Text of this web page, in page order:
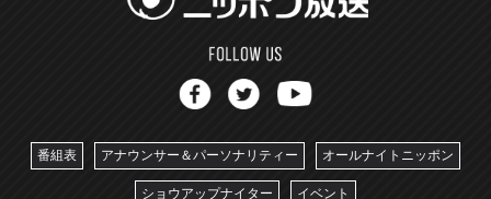
番組表 アナウンサー＆パーソナリティー オールナイトニッポン
ショウアップナイター イベント